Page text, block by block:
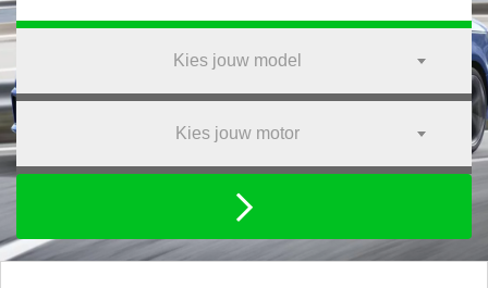
Kies jouw model
Kies jouw motor